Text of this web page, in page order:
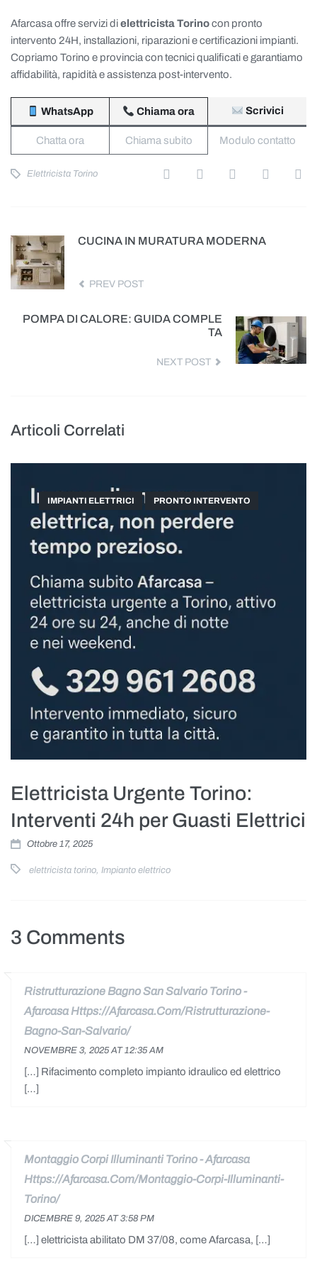
Afarcasa offre servizi dielettricista Torinocon pronto
intervento 24H, installazioni, riparazioni e certificazioni impianti.
Copriamo Torino e provincia con tecnici qualificati e garantiamo
affidabilità, rapidità e assistenza post-intervento.
WhatsApp Chiama ora Scrivici
Chatta ora Chiama subito Modulo contatto
Elettricista Torino
CUCINA IN MURATURA MODERNA
PREV POST
POMPA DI CALORE: GUIDA COMPLE
TA
NEXT POST
Articoli Correlati
IMPIANTI ELETTRICI PRONTO INTERVENTO
Elettricista Urgente Torino:
Interventi 24h per Guasti Elettrici
Ottobre 17, 2025
elettricista torino, Impianto elettrico
3 Comments
Ristrutturazione Bagno San Salvario Torino -
Afarcasa
NOVEMBRE 3, 2025 AT 12:35 AM
[…] Rifacimento completo impianto idraulico ed elettrico
[…]
Montaggio Corpi Illuminanti Torino - Afarcasa
DICEMBRE 9, 2025 AT 3:58 PM
[…] elettricista abilitato DM 37/08, come Afarcasa, […]